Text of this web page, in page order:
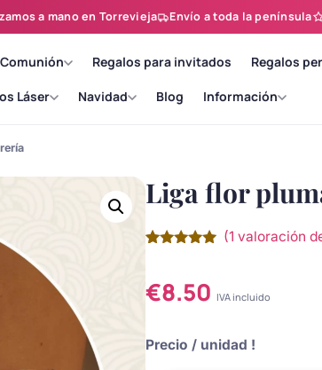
a mano en Torrevieja Envío a toda la península
Regalos para invitados Regalos
Láser Navidad Blog Información
Liga flor
5 en base
avaloración
(1 valoración
€8.50 IVA incluido
Precio / unidad !